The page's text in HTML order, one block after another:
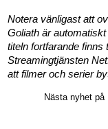
Notera vänligast att
Goliath är
titeln fortfarande finns
Streamingtjänsten
att filmer och serier
Nästa nyhet på